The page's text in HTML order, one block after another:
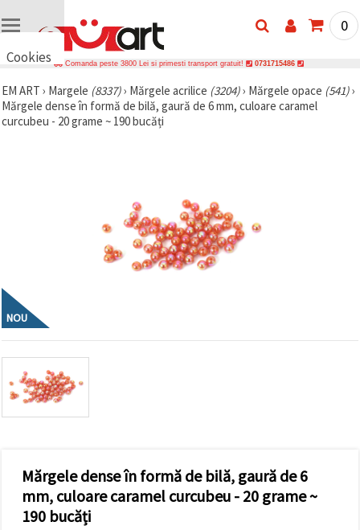
Cookies
vrem să vă
oferim
câteva
aici,
amintindu-
vă de
vizitele.
Puteți fi de
acord să
utilizați
toate
site!" Sau să
vă indicați
preferințele
în setări
selectând
0
Comanda peste 3800 Lei si primesti transport gratuit! 0731715486
EM ART › Margele (8337)› Mărgele acrilice (3204)› Mărgele opace (541)›
Mărgele dense în formă de bilă, gaură de 6 mm, culoare caramel
curcubeu - 20 grame ~ 190 bucăți
NOU
Mărgele dense în formă de bilă, gaură de 6
mm, culoare caramel curcubeu - 20 grame ~
190 bucăți